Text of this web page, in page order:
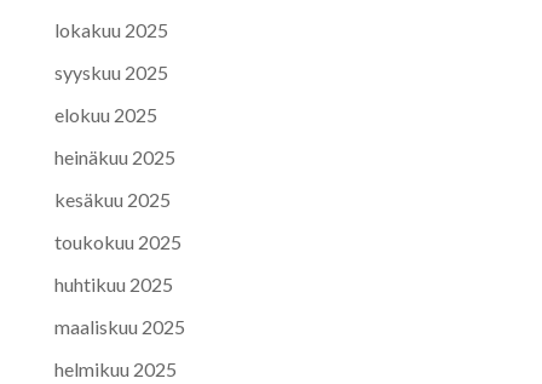
lokakuu 2025
syyskuu 2025
elokuu 2025
heinäkuu 2025
kesäkuu 2025
toukokuu 2025
huhtikuu 2025
maaliskuu 2025
helmikuu 2025